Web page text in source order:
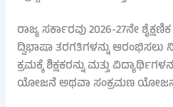
ರಾಜ್ಯ ಸರ್ಕಾರವು 2026-27ನೇ
ದ್ವಿಭಾಷಾ ತರಗತಿಗಳನ್ನು
ಕ್ರಮಕ್ಕೆ ಶಿಕ್ಷಕರನ್ನು ಮತ್ತು
ಯೋಜನೆ ಅಥವಾ ಸಂಕ್ರಮಣ